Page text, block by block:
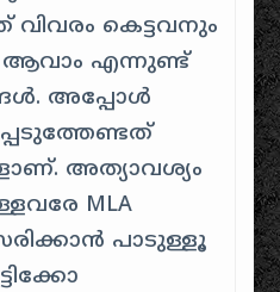
കെട്ടവനും
ആവാം എന്നുണ്ട്
അപ്പോൾ
അത്യാവശ്യം
MLA
പാടുള്ളൂ